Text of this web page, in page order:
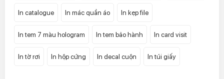
In catalogue In mác quần áo In kẹp file
In tem 7 màu hologram In tem bảo hành In card visit
In tờ rơi In hộp cứng In decal cuộn In túi giấy